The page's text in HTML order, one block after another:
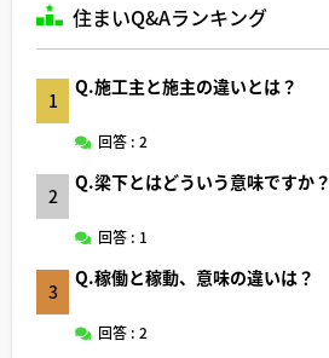
住まいQ&Aランキング
1
Q.施工主と施主の違いとは？
回答 : 2
2
Q.梁下とはどういう意味ですか？
回答 : 1
3
Q.稼働と稼動、意味の違いは？
回答 : 2